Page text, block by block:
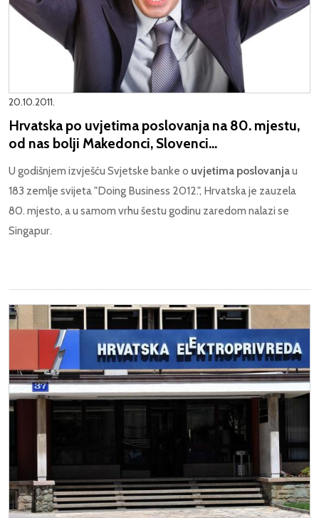
20.10.2011.
Hrvatska po uvjetima poslovanja na 80. mjestu,
od nas bolji Makedonci, Slovenci...
U godišnjem izvješću Svjetske banke o uvjetima poslovanjau
183 zemlje svijeta "Doing Business 2012.", Hrvatska je zauzela
80. mjesto, a u samom vrhu šestu godinu zaredom nalazi se
Singapur.